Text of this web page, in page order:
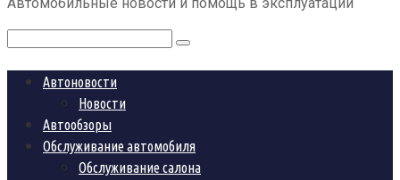
Поиск:
Автоновости
Новости
Автообзоры
Обслуживание автомобиля
Обслуживание салона